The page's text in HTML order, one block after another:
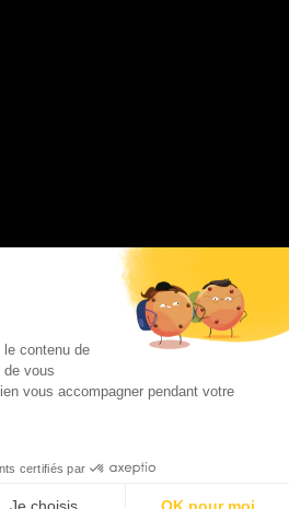
le contenu de
vous
vous accompagner pendant votre
certifiés par